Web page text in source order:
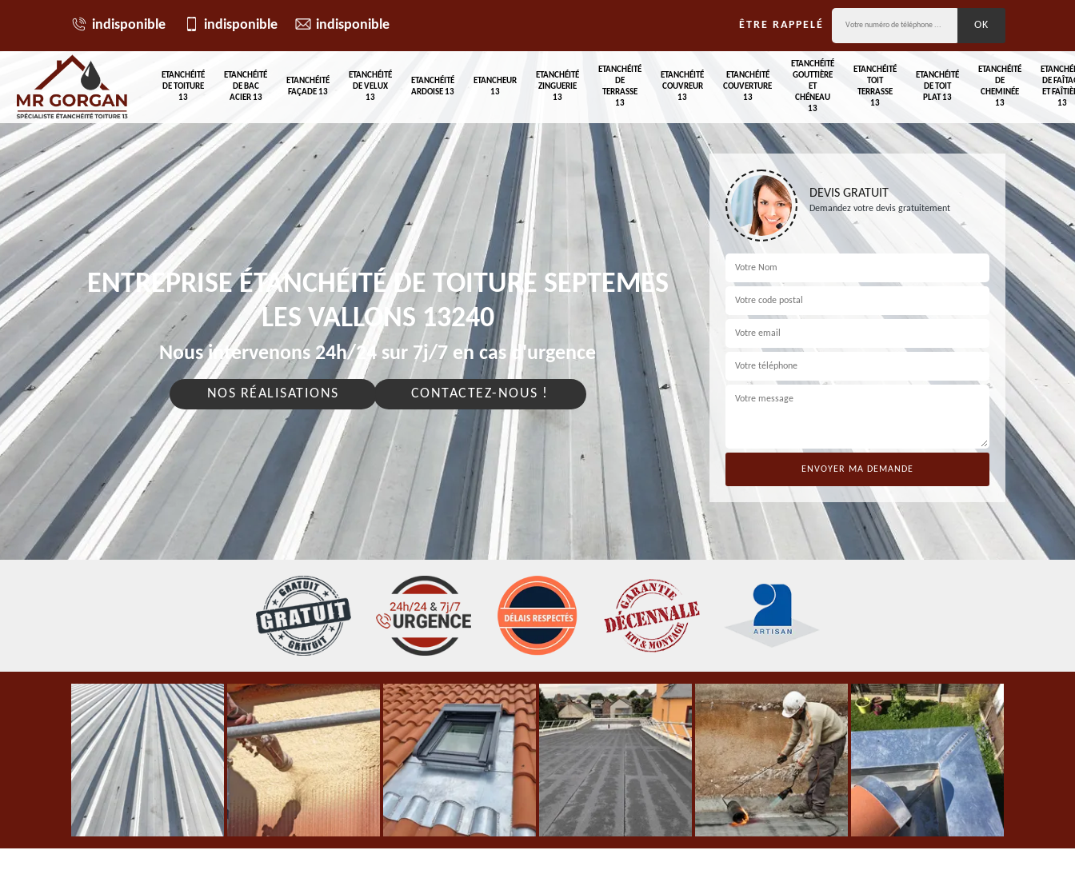
indisponible indisponible indisponible ÊTRE RAPPELÉ
ETANCHÉITÉ
DE TOITURE
13
ETANCHÉITÉ
DE BAC
ACIER 13
ETANCHÉITÉ
FAÇADE 13
ETANCHÉITÉ
DE VELUX
13
ETANCHÉITÉ
ARDOISE 13
ETANCHEUR
13
ETANCHÉITÉ
ZINGUERIE
13
ETANCHÉITÉ
DE
TERRASSE
13
ETANCHÉITÉ
COUVREUR
13
ETANCHÉITÉ
COUVERTURE
13
ETANCHÉITÉ
GOUTTIÈRE
ET
CHÉNEAU
13
ETANCHÉITÉ
TOIT
TERRASSE
13
ETANCHÉITÉ
DE TOIT
PLAT 13
ETANCHÉITÉ
DE
CHEMINÉE
13
DE
ET
13
ENTREPRISE ÉTANCHÉITÉ DE TOITURE SEPTEMES
LES VALLONS 13240
Nous intervenons 24h/24 sur 7j/7 en cas d'urgence
NOS RÉALISATIONS CONTACTEZ-NOUS !
DEVIS GRATUIT
Demandez votre devis gratuitement